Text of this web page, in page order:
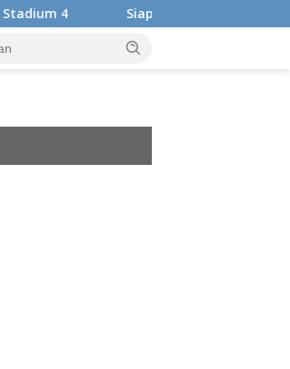
Siap Harumkan Nama Bangsa, Audrey